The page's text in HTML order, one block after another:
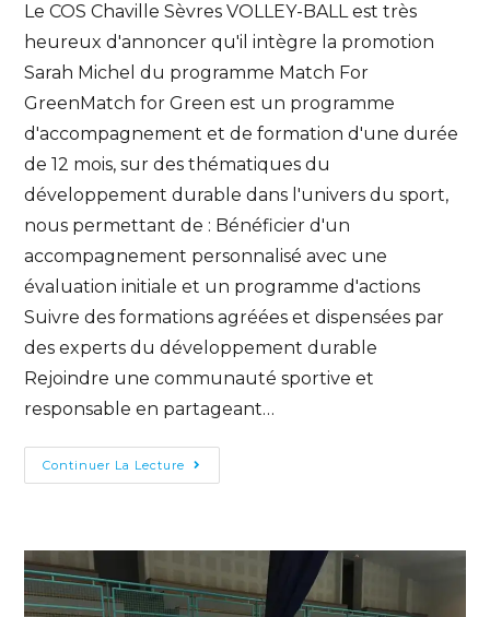
Le COS Chaville Sèvres VOLLEY-BALL est très
heureux d'annoncer qu'il intègre la promotion
Sarah Michel du programme Match For
GreenMatch for Green est un programme
d'accompagnement et de formation d'une durée
de 12 mois, sur des thématiques du
développement durable dans l'univers du sport,
nous permettant de : Bénéficier d'un
accompagnement personnalisé avec une
évaluation initiale et un programme d'actions
Suivre des formations agréées et dispensées par
des experts du développement durable
Rejoindre une communauté sportive et
responsable en partageant…
Continuer La Lecture